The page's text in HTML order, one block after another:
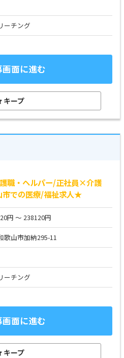
ーチング
画面に進む
キープ
職・ヘルパー/正社員×介護
での医療/福祉求人★
円 ～ 238120円
歌山市加納295-11
ーチング
画面に進む
キープ